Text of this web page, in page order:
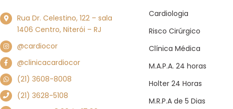
Rua Dr. Celestino, 122 – sala
1406 Centro, Niterói – RJ
@cardiocor
@clinicacardiocor
(21) 3608-8008
(21) 3628-5108
Cardiologia
Risco Cirúrgico
Clínica Médica
M.A.P.A. 24 horas
Holter 24 Horas
M.R.P.A de 5 Dias